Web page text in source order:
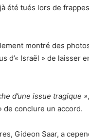
été tués lors de
montré des
d’« Israël » de laisser
d’une issue tragique »
de conclure un accord.
Gideon Saar, a